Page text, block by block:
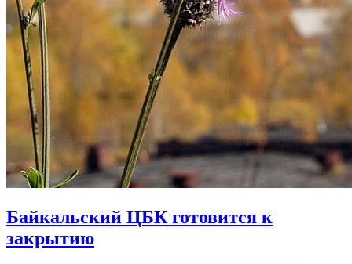
Байкальский ЦБК готовится к
закрытию